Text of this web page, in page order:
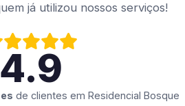
já utilizou nossos serviços!
4.9
de clientes em Residencial Bosque